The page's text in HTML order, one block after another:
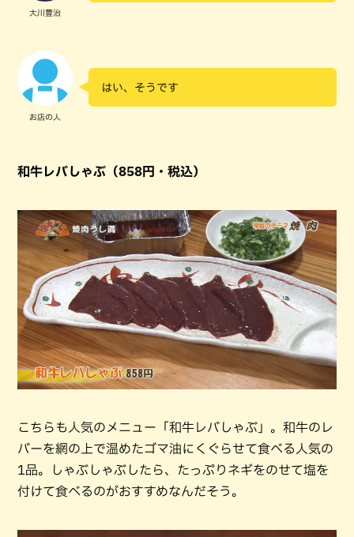
大川豊治
お店の人
はい、そうです
和牛レバしゃぶ（858円・税込）
こちらも人気のメニュー「和牛レバしゃぶ」。和牛のレ
バーを網の上で温めたゴマ油にくぐらせて食べる人気の
1品。しゃぶしゃぶしたら、たっぷりネギをのせて塩を
付けて食べるのがおすすめなんだそう。